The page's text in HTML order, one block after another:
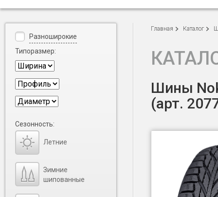
Главная Каталог
Шины
(арт.
Разноширокие
Типоразмер:
Сезонность:
Летние
Зимние
шипованные